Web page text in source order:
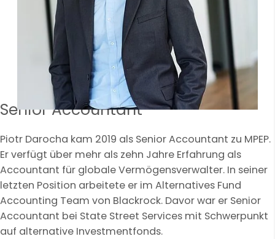
Senior Accountant
Piotr Darocha kam 2019 als Senior Accountant zu MPEP.
Er verfügt über mehr als zehn Jahre Erfahrung als
Accountant für globale Vermögensverwalter. In seiner
letzten Position arbeitete er im Alternatives Fund
Accounting Team von Blackrock. Davor war er Senior
Accountant bei State Street Services mit Schwerpunkt
auf alternative Investmentfonds.